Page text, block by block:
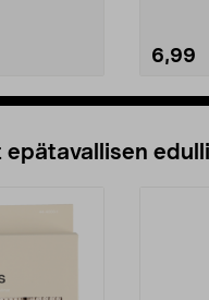
6,99
epätavallisen